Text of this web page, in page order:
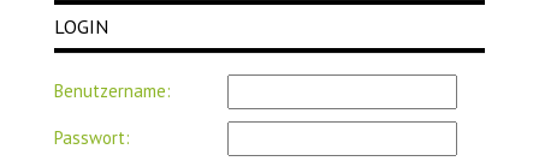
LOGIN
Benutzername:
Passwort: